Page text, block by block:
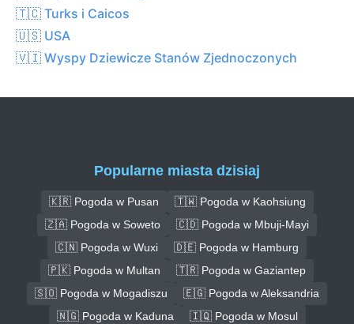
🇹🇨 Turks i Caicos
🇺🇸 USA
🇻🇮 Wyspy Dziewicze Stanów Zjednoczonych
Popularne miasta dzisiaj
🇰🇷 Pogoda w Pusan
🇹🇼 Pogoda w Kaohsiung
🇿🇦 Pogoda w Soweto
🇨🇩 Pogoda w Mbuji-Mayi
🇨🇳 Pogoda w Wuxi
🇩🇪 Pogoda w Hamburg
🇵🇰 Pogoda w Multan
🇹🇷 Pogoda w Gaziantep
🇸🇴 Pogoda w Mogadiszu
🇪🇬 Pogoda w Aleksandria
🇳🇬 Pogoda w Kaduna
🇮🇶 Pogoda w Mosul